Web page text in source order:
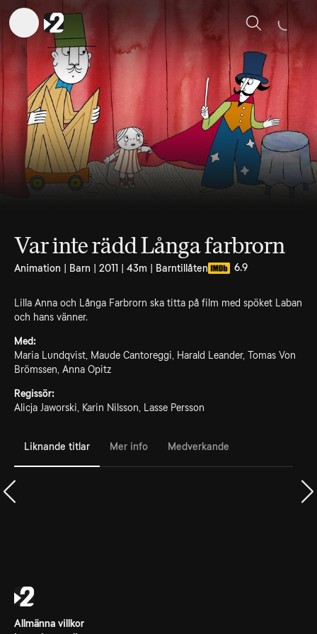
Sök
Var inte rädd Långa farbrorn
Animation | Barn | 2011 | 43m | Barntillåten 6.9
Lilla Anna och Långa Farbrorn ska titta på film med spöket Laban
och hans vänner.
Med:
Maria Lundqvist, Maude Cantoreggi, Harald Leander, Tomas Von
Brömssen, Anna Opitz
Regissör:
Alicja Jaworski, Karin Nilsson, Lasse Persson
Liknande titlar Mer info Medverkande
Allmänna villkor